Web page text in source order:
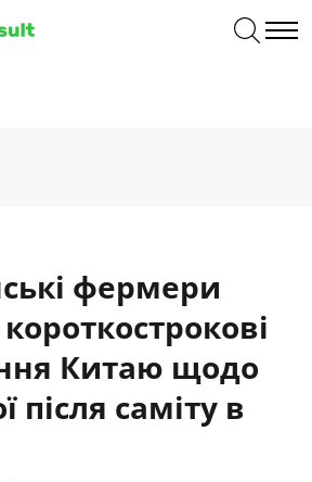
фермери
Китаю щодо
після саміту в